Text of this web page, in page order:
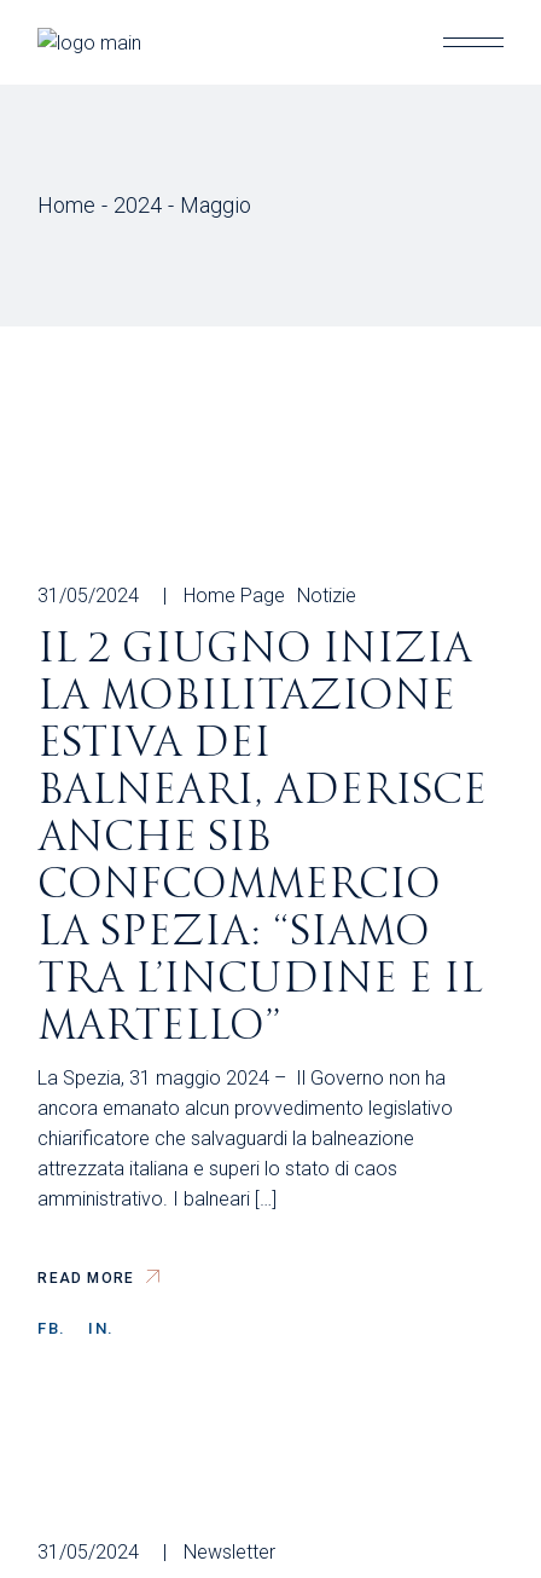
Home 2024 Maggio
31/05/2024 Home Page Notizie
IL 2 GIUGNO INIZIA
LA MOBILITAZIONE
ESTIVA DEI
BALNEARI, ADERISCE
ANCHE SIB
CONFCOMMERCIO
LA SPEZIA: “SIAMO
TRA L’INCUDINE E IL
MARTELLO”
La Spezia, 31 maggio 2024 – Il Governo non ha
ancora emanato alcun provvedimento legislativo
chiarificatore che salvaguardi la balneazione
attrezzata italiana e superi lo stato di caos
amministrativo. I balneari […]
READ MORE
FB. IN.
31/05/2024 Newsletter